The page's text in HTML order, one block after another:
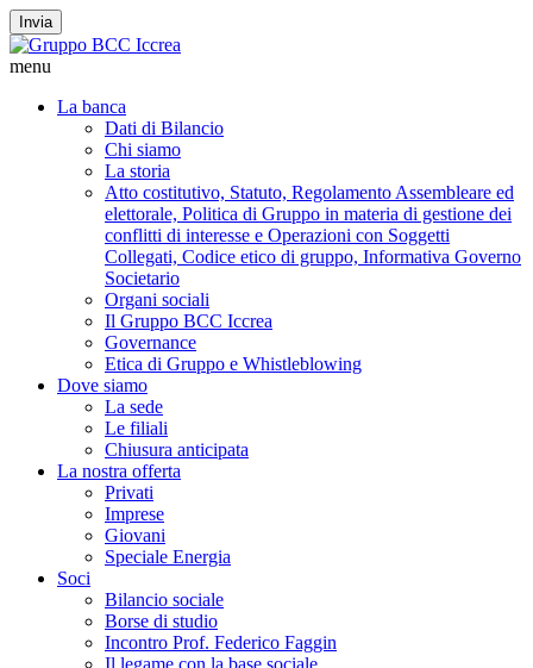
Invia
menu
La banca
Dati di Bilancio
Chi siamo
La storia
Atto costitutivo, Statuto, Regolamento Assembleare ed
elettorale, Politica di Gruppo in materia di gestione dei
conflitti di interesse e Operazioni con Soggetti
Collegati, Codice etico di gruppo, Informativa Governo
Societario
Organi sociali
Il Gruppo BCC Iccrea
Governance
Etica di Gruppo e Whistleblowing
Dove siamo
La sede
Le filiali
Chiusura anticipata
La nostra offerta
Privati
Imprese
Giovani
Speciale Energia
Soci
Bilancio sociale
Borse di studio
Incontro Prof. Federico Faggin
Il legame con la base sociale